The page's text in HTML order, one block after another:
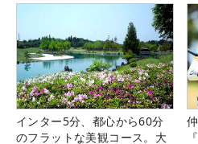
インター5分、都心から60分
のフラットな美観コース。大